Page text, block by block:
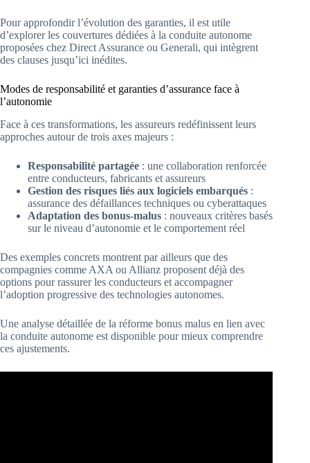
Pour approfondir l’évolution des garanties, il est utile
d’explorer les couvertures dédiées à la conduite autonome
proposées chez Direct Assurance ou Generali, qui intègrent
des clauses jusqu’ici inédites.
Modes de responsabilité et garanties d’assurance face à
l’autonomie
Face à ces transformations, les assureurs redéfinissent leurs
approches autour de trois axes majeurs :
Responsabilité partagée : une collaboration renforcée
entre conducteurs, fabricants et assureurs
Gestion des risques liés aux logiciels embarqués :
assurance des défaillances techniques ou cyberattaques
Adaptation des bonus-malus : nouveaux critères basés
sur le niveau d’autonomie et le comportement réel
Des exemples concrets montrent par ailleurs que des
compagnies comme AXA ou Allianz proposent déjà des
options pour rassurer les conducteurs et accompagner
l’adoption progressive des technologies autonomes.
Une analyse détaillée de la réforme bonus malus en lien avec
la conduite autonome est disponible pour mieux comprendre
ces ajustements.